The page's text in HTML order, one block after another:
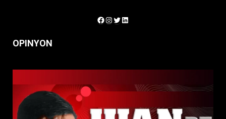
Facebook
Instagram
Twitter
LinkedIn
OPINYON